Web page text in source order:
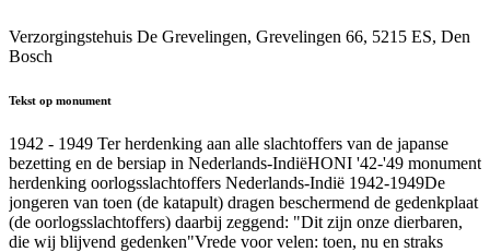
Verzorgingstehuis De Grevelingen, Grevelingen 66, 5215 ES, Den
Bosch
Tekst op monument
1942 - 1949 Ter herdenking aan alle slachtoffers van de japanse
bezetting en de bersiap in Nederlands-IndiëHONI '42-'49 monument
herdenking oorlogsslachtoffers Nederlands-Indië 1942-1949De
jongeren van toen (de katapult) dragen beschermend de gedenkplaat
(de oorlogsslachtoffers) daarbij zeggend: "Dit zijn onze dierbaren,
die wij blijvend gedenken"Vrede voor velen: toen, nu en straks